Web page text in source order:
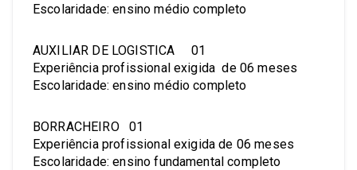
Escolaridade: ensino médio completo
AUXILIAR DE LOGISTICA 01
Experiência profissional exigida de 06 meses
Escolaridade: ensino médio completo
BORRACHEIRO 01
Experiência profissional exigida de 06 meses
Escolaridade: ensino fundamental completo